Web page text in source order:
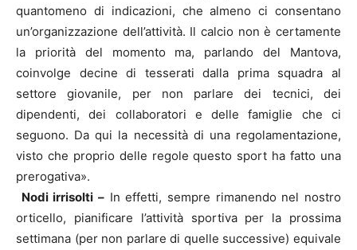
quantomeno di indicazioni, che almeno ci consentano
un’organizzazione dell’attività. Il calcio non è certamente
la priorità del momento ma, parlando del Mantova,
coinvolge decine di tesserati dalla prima squadra al
settore giovanile, per non parlare dei tecnici, dei
dipendenti, dei collaboratori e delle famiglie che ci
seguono. Da qui la necessità di una regolamentazione,
visto che proprio delle regole questo sport ha fatto una
prerogativa».
Nodi irrisolti – In effetti, sempre rimanendo nel nostro
orticello, pianificare l’attività sportiva per la prossima
settimana (per non parlare di quelle successive) equivale